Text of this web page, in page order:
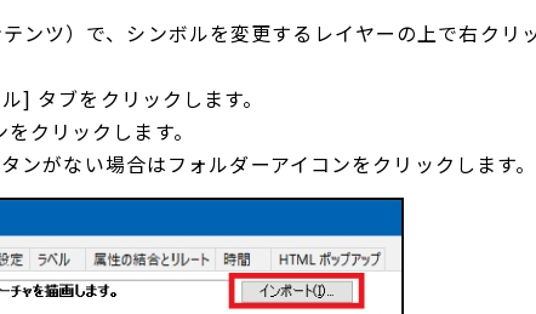
ンツ）で、シンボルを変更するレイヤーの上で右クリッ
] タブをクリックします。
クリックします。
がない場合はフォルダーアイコンをクリックします。